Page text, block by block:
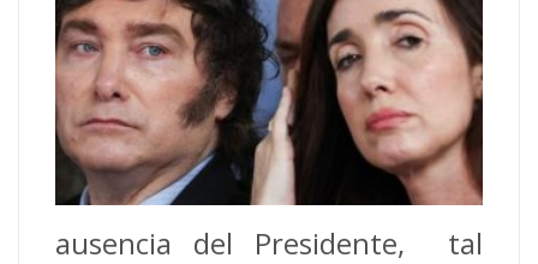
ausencia del Presidente, tal